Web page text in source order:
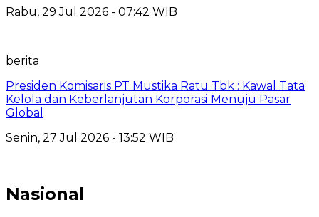
Rabu, 29 Jul 2026 - 07:42 WIB
berita
Presiden Komisaris PT Mustika Ratu Tbk : Kawal Tata
Kelola dan Keberlanjutan Korporasi Menuju Pasar
Global
Senin, 27 Jul 2026 - 13:52 WIB
Nasional